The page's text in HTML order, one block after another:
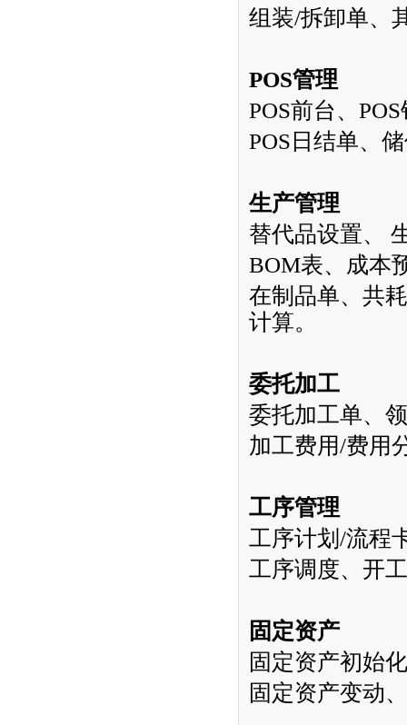
组装/拆卸单、
POS管理
POS前台、 POS
POS 日结单、
生产管理
替代品设置、
BOM表、成本
在制品单、共
计算。
委托加工
委托加工单、
加工费用/费用
工序管理
工序计划 /流程
工序调度、开
固定资产
固定资产初始
固定资产变动